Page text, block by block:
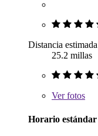
Distancia estimada
25.2 millas
Verfotos
Horario estándar